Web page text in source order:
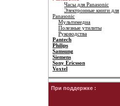
Часы для Panasonic
Электронные книги для
Panasonic
Мультимедиа
Полезные утилиты
Руководства
Pantech
Philips
Samsung
Siemens
Sony Ericsson
Voxtel
При поддержке :